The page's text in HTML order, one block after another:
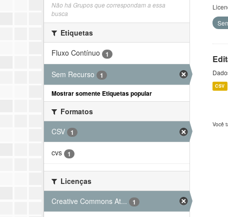
Não há Grupos que correspondam a essa
busca
Etiquetas
Fluxo Contínuo
1
Sem Recurso
1
Mostrar somente Etiquetas popular
Formatos
CSV
1
cvs 1
Licenças
Creative Commons At...
1
CSV
Você